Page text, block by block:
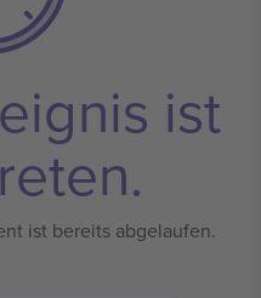
ist
ist bereits abgelaufen.